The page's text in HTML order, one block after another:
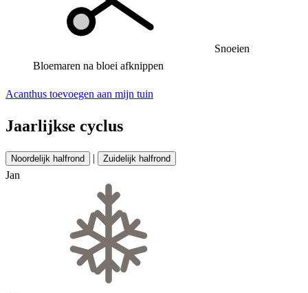
Snoeien
Bloemaren na bloei afknippen
Acanthus toevoegen aan mijn tuin
Jaarlijkse cyclus
Noordelijk halfrond | Zuidelijk halfrond
Jan